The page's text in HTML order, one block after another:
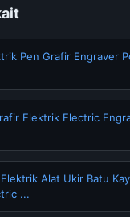
Pen Grafir Engraver
Elektrik Electric
Alat Ukir Batu
...